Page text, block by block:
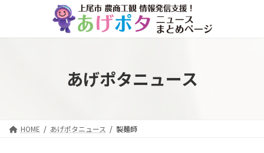
ン
ー
あげポタニュース
HOME あげポタニュース 製麺師